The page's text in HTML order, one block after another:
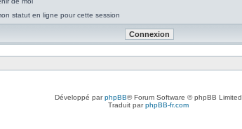
statut en ligne pour cette session
Développé parphpBB® Forum Software © phpBB Limited
Traduit parphpBB-fr.com